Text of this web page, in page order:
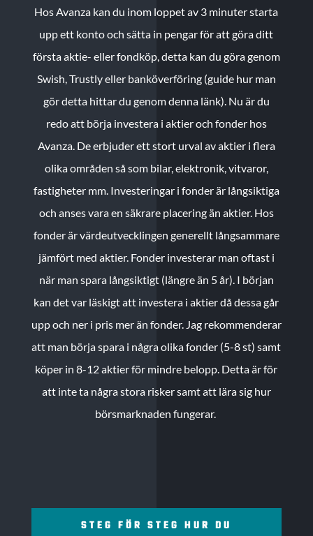
Hos Avanza kan du inom loppet av 3 minuter starta
upp ett konto och sätta in pengar för att göra ditt
första aktie- eller fondköp, detta kan du göra genom
Swish, Trustly eller banköverföring (guide hur man
gör detta hittar du genom denna länk). Nu är du
redo att börja investera i aktier och fonder hos
Avanza. De erbjuder ett stort urval av aktier i flera
olika områden så som bilar, elektronik, vitvaror,
fastigheter mm. Investeringar i fonder är långsiktiga
och anses vara en säkrare placering än aktier. Hos
fonder är värdeutvecklingen generellt långsammare
jämfört med aktier. Fonder investerar man oftast i
när man spara långsiktigt (längre än 5 år). I början
kan det var läskigt att investera i aktier då dessa går
upp och ner i pris mer än fonder. Jag rekommenderar
att man börja spara i några olika fonder (5-8 st) samt
köper in 8-12 aktier för mindre belopp. Detta är för
att inte ta några stora risker samt att lära sig hur
börsmarknaden fungerar.
STEG FÖR STEG HUR DU